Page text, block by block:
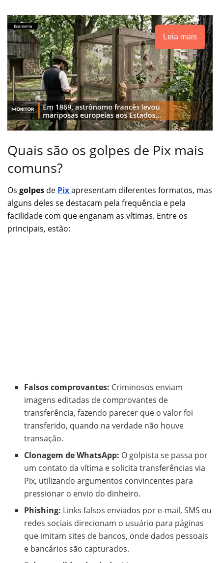
Leia mais
Quais são os golpes de Pix mais
comuns?
Os golpes de Pixapresentam diferentes formatos, mas
alguns deles se destacam pela frequência e pela
facilidade com que enganam as vítimas. Entre os
principais, estão:
Falsos comprovantes: Criminosos enviam
imagens editadas de comprovantes de
transferência, fazendo parecer que o valor foi
transferido, quando na verdade não houve
transação.
Clonagem de WhatsApp: O golpista se passa por
um contato da vítima e solicita transferências via
Pix, utilizando argumentos convincentes para
pressionar o envio do dinheiro.
Phishing: Links falsos enviados por e-mail, SMS ou
redes sociais direcionam o usuário para páginas
que imitam sites de bancos, onde dados pessoais
e bancários são capturados.